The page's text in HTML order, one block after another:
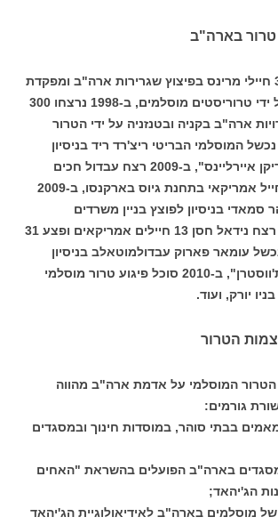
בארה"ב
ב-1983 נרצחו 300 חיילי מרינס בפיצוץ שגרירות ארה"ב ומפקדת
המרינס בבירות על ידי טרוריסטים מוסלמים, ב-1998 נרצחו 300
ארה"ב בקניה ובטנזניה על ידי הטרור
המוסלמי, ב-2001 נכשל המוסלמי הבריטי ריצ'רד ריד בניסיון
לפוצץ מטוס "אמריקן איירליינס", ב-2009 רצח עבדול חכים
מוג'אהיד מוחמד חייל אמריקאי בתחנת גיוס בארקנסו, ב-2009
בניסיון לפוצץ בניין משרדים
בדאלאס, ב-2009 רצח נידאל חסן 13 חיילים אמריקאים ופצע 31
ב-2009 נכשל עומאר פארוק עבדולמוטאלב בניסיון
לפוצץ מטוס "נורת'ווסטרן", ב-2010 סוכל פיגוע טרור מוסלמי
יורק, ועוד.
הטרור
המוסלמי על אדמת ארה"ב מהווה
גורמים:
בבתי סוהר, במוסדות חינוך ובמסגדים
בארה"ב הפועלים בהשראת "האחים
הג'יהאד;
מוסלמים בארה"ב לאידיאולוגיית הג'יהאד